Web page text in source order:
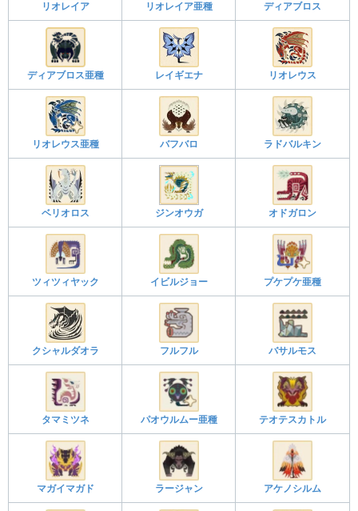
リオレイア リオレイア亜種 ディアブロス
ディアブロス亜種 レイギエナ リオレウス
リオレウス亜種 バフバロ ラドバルキン
ベリオロス ジンオウガ オドガロン
ツィツィヤック イビルジョー プケプケ亜種
クシャルダオラ フルフル バサルモス
タマミツネ パオウルムー亜種 テオテスカトル
マガイマガド ラージャン アケノシルム